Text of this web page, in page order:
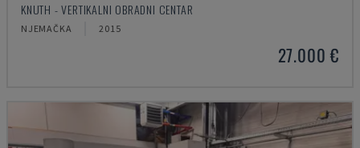
KNUTH - VERTIKALNI OBRADNI CENTAR
NJEMAČKA 2015
27.000 €